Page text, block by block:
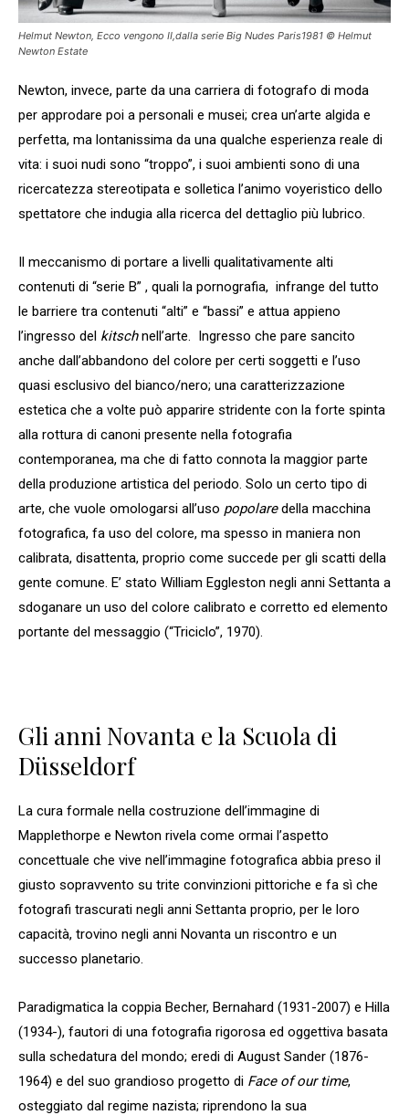
Helmut Newton, Ecco vengono II,dalla serie Big Nudes Paris1981 © Helmut
Newton Estate
Newton, invece, parte da una carriera di fotografo di moda
per approdare poi a personali e musei; crea un’arte algida e
perfetta, ma lontanissima da una qualche esperienza reale di
vita: i suoi nudi sono “troppo”, i suoi ambienti sono di una
ricercatezza stereotipata e solletica l’animo voyeristico dello
spettatore che indugia alla ricerca del dettaglio più lubrico.
Il meccanismo di portare a livelli qualitativamente alti
contenuti di “serie B” , quali la pornografia, infrange del tutto
le barriere tra contenuti “alti” e “bassi” e attua appieno
l’ingresso del kitschnell’arte. Ingresso che pare sancito
anche dall’abbandono del colore per certi soggetti e l’uso
quasi esclusivo del bianco/nero; una caratterizzazione
estetica che a volte può apparire stridente con la forte spinta
alla rottura di canoni presente nella fotografia
contemporanea, ma che di fatto connota la maggior parte
della produzione artistica del periodo. Solo un certo tipo di
arte, che vuole omologarsi all’uso popolaredella macchina
fotografica, fa uso del colore, ma spesso in maniera non
calibrata, disattenta, proprio come succede per gli scatti della
gente comune. E’ stato William Eggleston negli anni Settanta a
sdoganare un uso del colore calibrato e corretto ed elemento
portante del messaggio (“Triciclo”, 1970).
Gli anni Novanta e la Scuola di
Düsseldorf
La cura formale nella costruzione dell’immagine di
Mapplethorpe e Newton rivela come ormai l’aspetto
concettuale che vive nell’immagine fotografica abbia preso il
giusto sopravvento su trite convinzioni pittoriche e fa sì che
fotografi trascurati negli anni Settanta proprio, per le loro
capacità, trovino negli anni Novanta un riscontro e un
successo planetario.
Paradigmatica la coppia Becher, Bernahard (1931-2007) e Hilla
(1934-), fautori di una fotografia rigorosa ed oggettiva basata
sulla schedatura del mondo; eredi di August Sander (1876-
1964) e del suo grandioso progetto di Face of our time,
osteggiato dal regime nazista; riprendono la sua